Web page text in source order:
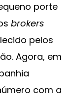
porte
brokers
pelos
Agora, em
com a